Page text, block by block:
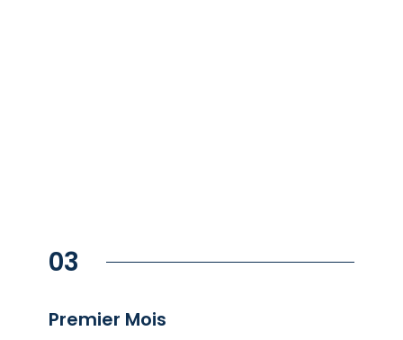
03
⁠Premier Mois